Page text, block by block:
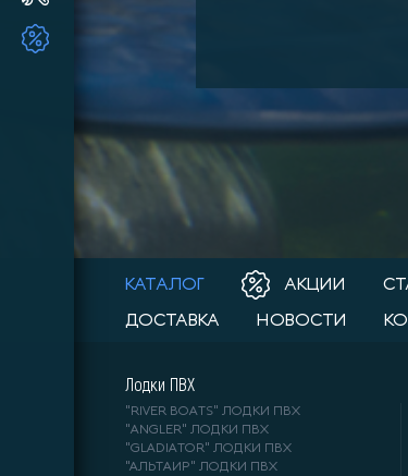
КАТАЛОГ АКЦИИ
ДОСТАВКА НОВОСТИ
Лодки ПВХ
"RIVER BOATS" ЛОДКИ ПВХ
"ANGLER" ЛОДКИ ПВХ
"GLADIATOR" ЛОДКИ ПВХ
"АЛЬТАИР" ЛОДКИ ПВХ
ТОВАРЫ ПО АКЦИИ!!